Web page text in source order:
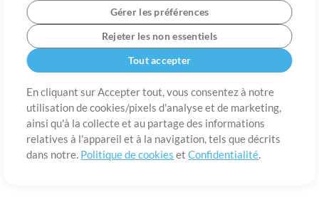
Gérer les préférences
Rejeter les non essentiels
Tout accepter
En cliquant sur Accepter tout, vous consentez à notre
utilisation de cookies/pixels d'analyse et de marketing,
ainsi qu'à la collecte et au partage des informations
relatives à l'appareil et à la navigation, tels que décrits
dans notre. Politique de cookies etConfidentialité.